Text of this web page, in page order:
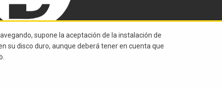
supone la aceptación de la instalación de
su disco duro, aunque deberá tener en cuenta que